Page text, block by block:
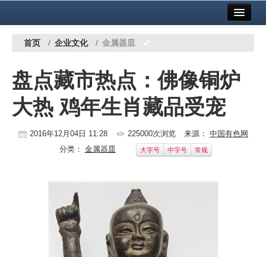
中国有色金属报社主办 广告服务
铜镍铅锌
铝
稀有稀土
首页 / 企业文化 / 金属器皿
盘点藏市热点：佛像铜炉
大热 鸡年生肖藏品受宠
2016年12月04日 11:28 225000次浏览 来源： 中国有色网
分类： 金属器皿 大字号 中字号 常规